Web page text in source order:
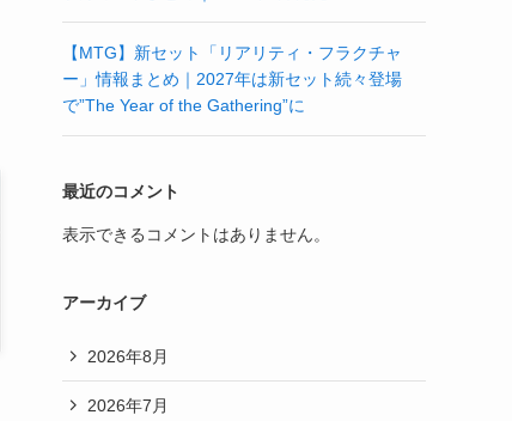
【MTG】新セット「リアリティ・フラクチャ
ー」情報まとめ｜2027年は新セット続々登場
で”The Year of the Gathering”に
最近のコメント
表示できるコメントはありません。
アーカイブ
2026年8月
2026年7月